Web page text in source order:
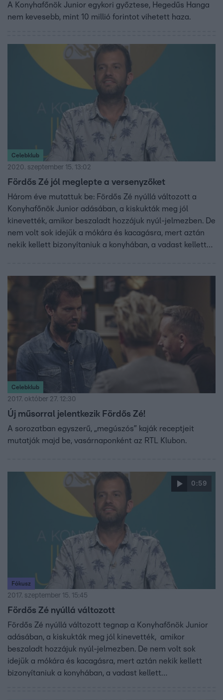
A Konyhafőnök Junior egykori győztese, Hegedűs Hanga
nem kevesebb, mint 10 millió forintot vihetett haza.
Celebklub
2020. szeptember 15. 13:02
Fördős Zé jól meglepte a versenyzőket
Három éve mutattuk be: Fördős Zé nyúllá változott a
Konyhafőnök Junior adásában, a kiskukták meg jól
kinevették, amikor beszaladt hozzájuk nyúl-jelmezben. De
nem volt sok idejük a mókára és kacagásra, mert aztán
nekik kellett bizonyítaniuk a konyhában, a vadast kellett
Celebklub
2017. október 27. 12:30
Új műsorral jelentkezik Fördős Zé!
A sorozatban egyszerű, „megúszós” kaják receptjeit
mutatják majd be, vasárnaponként az RTL Klubon.
0:59
Fókusz
2017. szeptember 15. 15:45
Fördős Zé nyúllá változott
Fördős Zé nyúllá változott tegnap a Konyhafőnök Junior
adásában, a kiskukták meg jól kinevették, amikor
beszaladt hozzájuk nyúl-jelmezben. De nem volt sok
idejük a mókára és kacagásra, mert aztán nekik kellett
bizonyítaniuk a konyhában, a vadast kellett